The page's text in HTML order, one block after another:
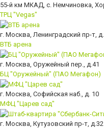
55-й км МКАД, с. Немчиновка,
ТРЦ "Vegas"
г. Москва, Ленинградский пр-т,
ВТБ арена
г. Москва, Оружейный пер., д.41
БЦ "Оружейный" (ПАО Мегафон)
г. Москва, Софийская наб., д. 10
МФЦ "Царев сад"
г. Москва, Кутузовский пр-т, д.32